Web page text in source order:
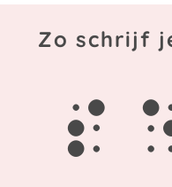
Zo schrijf
s